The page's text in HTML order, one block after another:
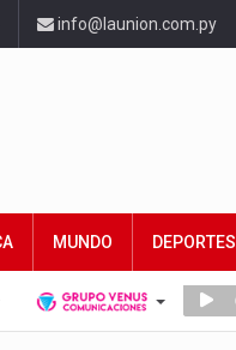
info@launion.com.py
MUNDO DEPORTES